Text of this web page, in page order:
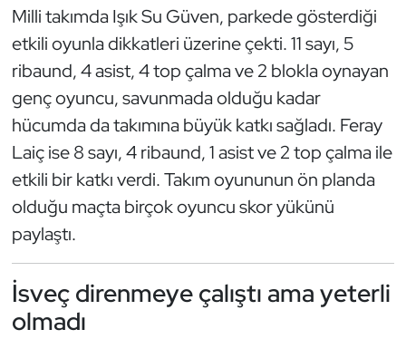
Milli takımda Işık Su Güven, parkede gösterdiği
etkili oyunla dikkatleri üzerine çekti. 11 sayı, 5
ribaund, 4 asist, 4 top çalma ve 2 blokla oynayan
genç oyuncu, savunmada olduğu kadar
hücumda da takımına büyük katkı sağladı. Feray
Laiç ise 8 sayı, 4 ribaund, 1 asist ve 2 top çalma ile
etkili bir katkı verdi. Takım oyununun ön planda
olduğu maçta birçok oyuncu skor yükünü
paylaştı.
İsveç direnmeye çalıştı ama yeterli
olmadı
Hava Sporları
Hentbol
İşitme Engelli Sporcular
Judo ve Kuraş
Kano ve Rafting
Kayak